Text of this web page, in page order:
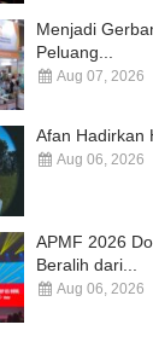
Menjadi
Peluang...
Aug 07, 2026
Afan Hadirkan
Aug 06, 2026
APMF 2026
Beralih dari...
Aug 06, 2026